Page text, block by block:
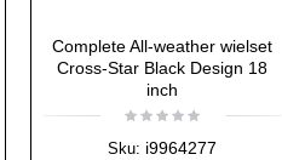
Complete All-weather wielset
Cross-Star Black Design 18
inch
Sku: i9964277